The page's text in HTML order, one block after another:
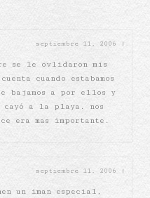
septiembre 11, 2006 |
se le ovlidaron mis
cuando estabamos
bajamos a por ellos y
cayó a la playa. nos
era mas importante.
septiembre 11, 2006 |
un iman especial,